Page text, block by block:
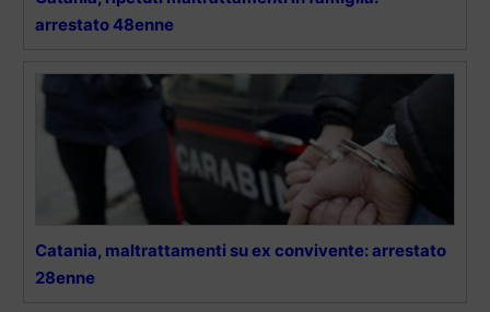
arrestato 48enne
Catania, maltrattamenti su ex convivente: arrestato
28enne